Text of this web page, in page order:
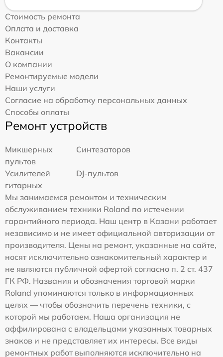
Стоимость ремонта
Оплата и доставка
Контакты
Вакансии
О компании
Ремонтируемые модели
Наши услуги
Согласие на обработку персональных данных
Способы оплаты
Ремонт устройств
Микшерных
пультов
Синтезаторов
Усилителей
гитарных
DJ-пультов
Мы занимаемся ремонтом и техническим
обслуживанием техники Roland по истечении
гарантийного периода. Наш центр в Казани работает
независимо и не имеет официальной авторизации от
производителя. Цены на ремонт, указанные на сайте,
носят исключительно ознакомительный характер и
не являются публичной офертой согласно п. 2 ст. 437
ГК РФ. Названия и обозначения торговой марки
Roland упоминаются только в информационных
целях — чтобы обозначить перечень техники, с
которой мы работаем. Наша организация не
аффилирована с владельцами указанных товарных
знаков и не представляет их интересы. Все виды
ремонтных работ выполняются исключительно на